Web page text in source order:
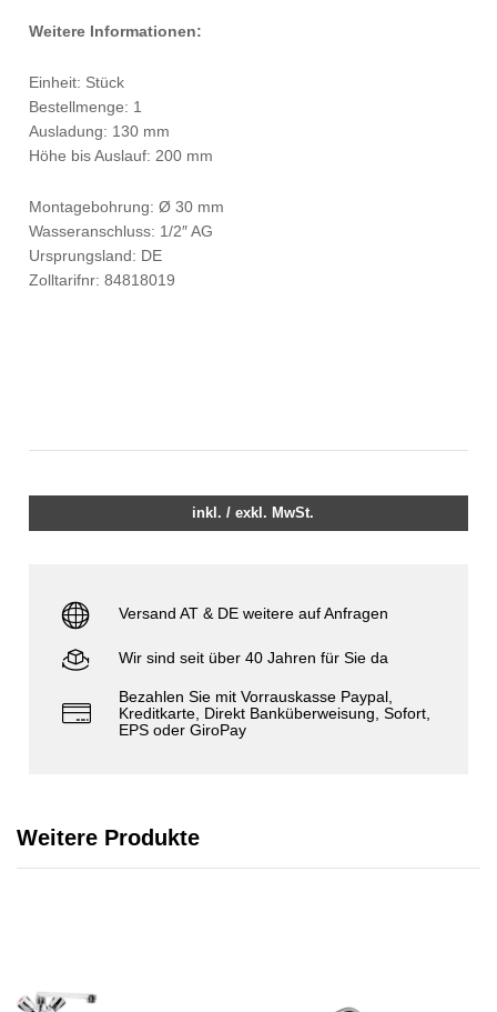
Weitere Informationen:
Einheit: Stück
Bestellmenge: 1
Ausladung: 130 mm
Höhe bis Auslauf: 200 mm
Montagebohrung: Ø 30 mm
Wasseranschluss: 1/2″ AG
Ursprungsland: DE
Zolltarifnr: 84818019
inkl. / exkl. MwSt.
Versand AT & DE weitere auf Anfragen
Wir sind seit über 40 Jahren für Sie da
Bezahlen Sie mit Vorrauskasse Paypal,
Kreditkarte, Direkt Banküberweisung, Sofort,
EPS oder GiroPay
Weitere Produkte